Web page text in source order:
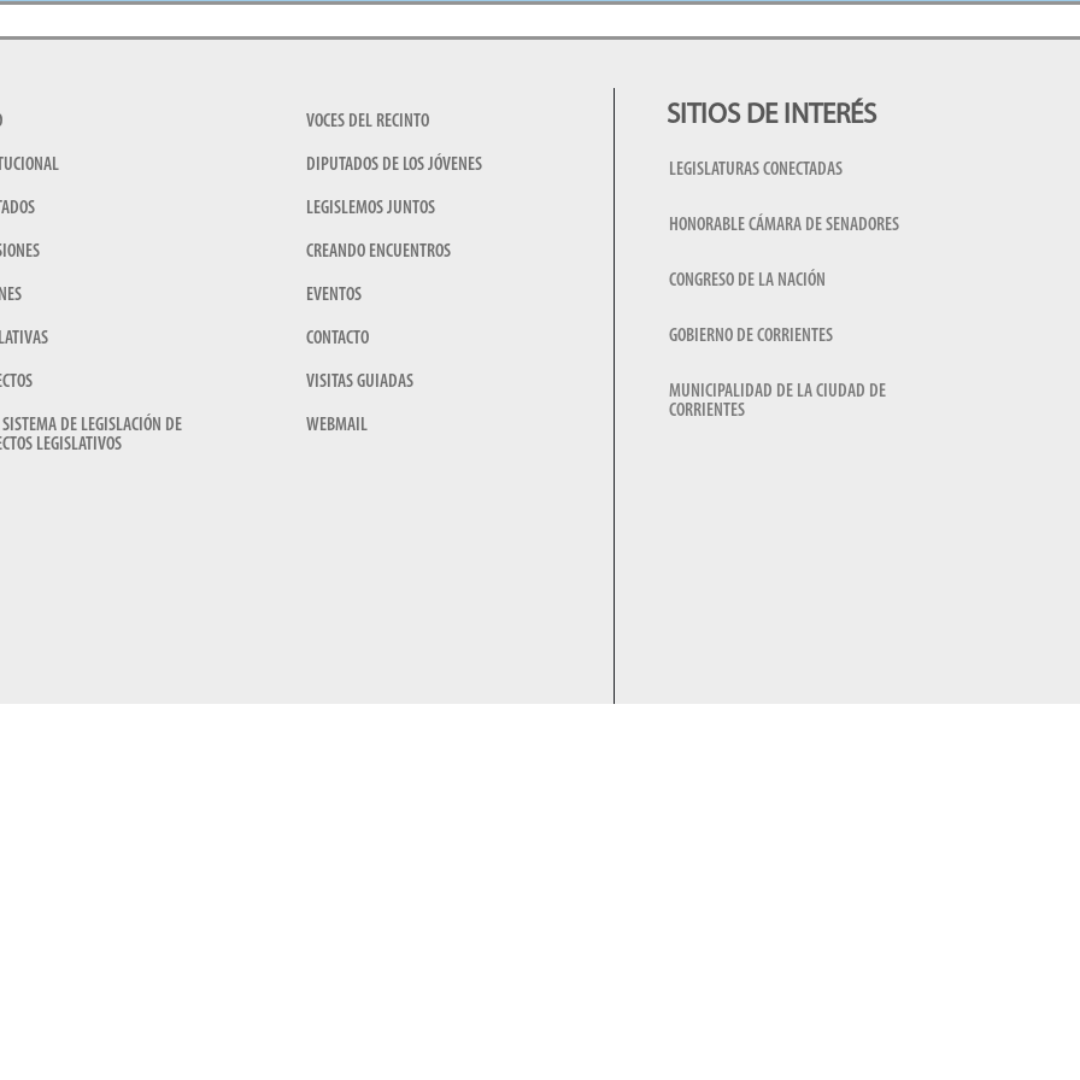
DE LEGISLACIÓN DE
LEGISLATIVOS
VOCES DEL RECINTO
DIPUTADOS DE LOS JÓVENES
LEGISLEMOS JUNTOS
CREANDO ENCUENTROS
EVENTOS
CONTACTO
VISITAS GUIADAS
WEBMAIL
SITIOS DE INTERÉS
LEGISLATURAS CONECTADAS
HONORABLE CÁMARA DE SENADORES
CONGRESO DE LA NACIÓN
GOBIERNO DE CORRIENTES
MUNICIPALIDAD DE LA CIUDAD DE
CORRIENTES